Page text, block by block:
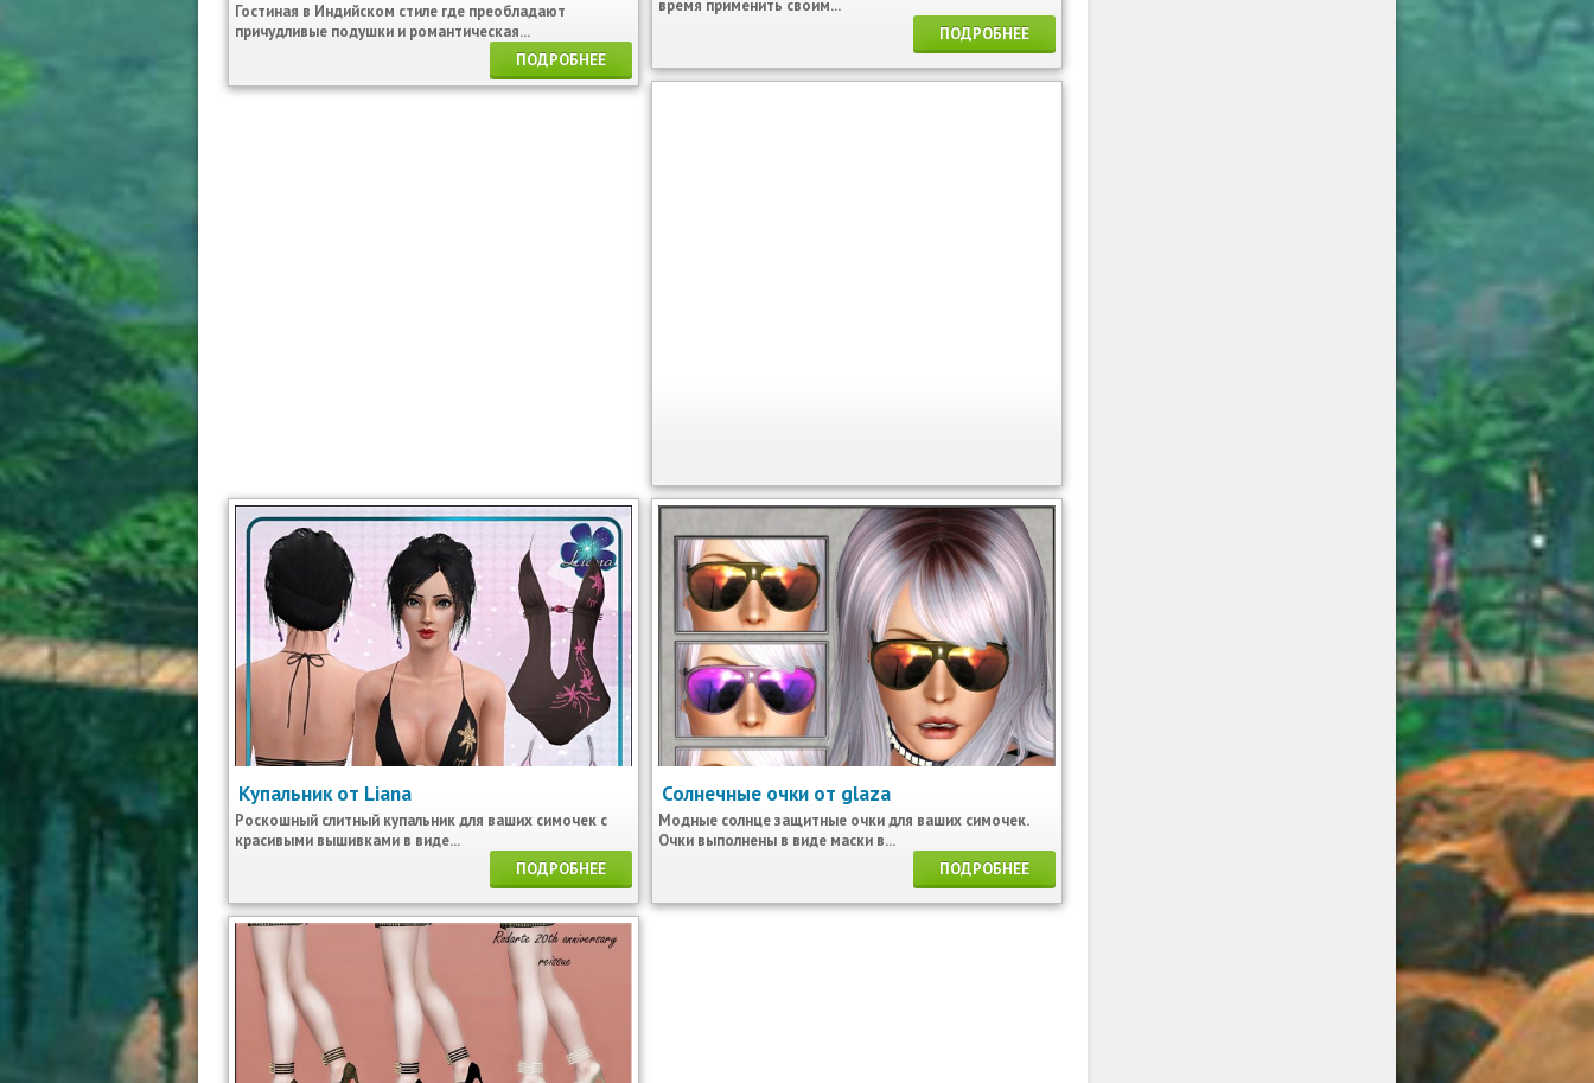
Гостиная в Индийском стиле где преобладают
причудливые подушки и романтическая...
ПОДРОБНЕЕ
время применить своим...
ПОДРОБНЕЕ
Купальник от Liana
Роскошный слитный купальник для ваших симочек с
красивыми вышивками в виде...
ПОДРОБНЕЕ
Солнечные очки от glaza
Модные солнце защитные очки для ваших симочек.
Очки выполнены в виде маски в...
ПОДРОБНЕЕ